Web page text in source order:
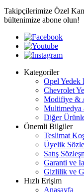
Takipçilerimize Özel
bültenimize abone olun!
Kategoriler
Opel Yedek
Chevrolet
Modifiye &
Multimedya
Diğer
Önemli Bilgiler
Teslimat
Üyelik
Satış
Garanti ve
Gizlilik ve
Hızlı Erişim
Anasayfa